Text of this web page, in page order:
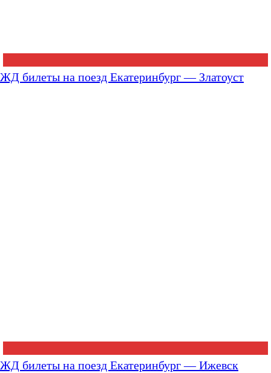
ЖД билеты на поезд Екатеринбург — Златоуст
ЖД билеты на поезд Екатеринбург — Ижевск